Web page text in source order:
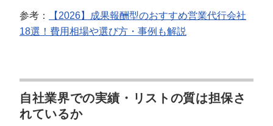
参考：
【2026】成果報酬型のおすすめ営業代行会社
18選！費用相場や選び方・事例も解説
自社業界での実績・リストの質は担保さ
れているか